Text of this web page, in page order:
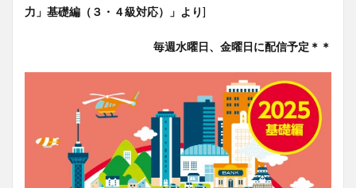
力」基礎編（３・４級対応）」より]
毎週水曜日、金曜日に配信予定＊＊